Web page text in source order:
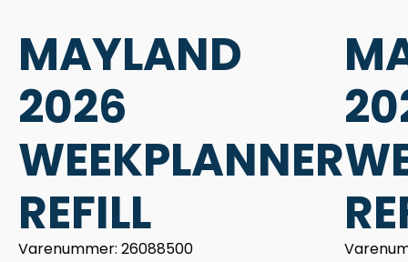
MAYLAND
2026
WEEKPLANNER
REFILL
Varenummer: 26088500